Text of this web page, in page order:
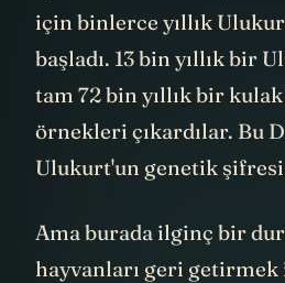
İşte bilim insanları,
için binlerce yıllık
başladı. 13 bin yıllık bir
tam 72 bin yıllık bir
örnekleri çıkardılar. Bu
Ama burada ilginç bir